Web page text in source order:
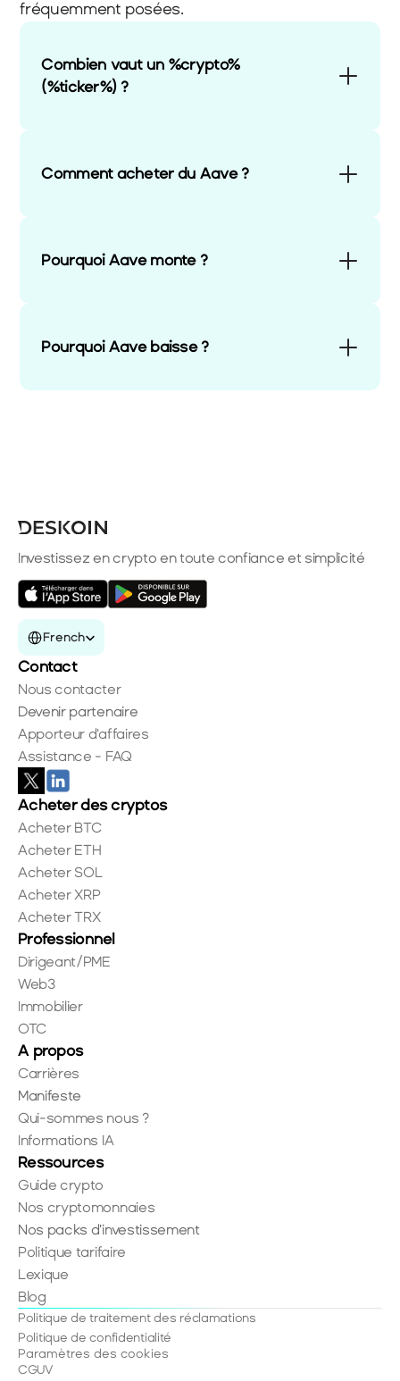
fréquemment posées.
Combien vaut un %crypto%
(%ticker%) ?
Comment acheter du Aave ?
Pourquoi Aave monte ?
Pourquoi Aave baisse ?
Investissez en crypto en toute confiance et simplicité
Select Language
French
Contact
Nous contacter
Devenir partenaire
Apporteur d'affaires
Assistance - FAQ
Acheter des cryptos
Acheter BTC
Acheter ETH
Acheter SOL
Acheter XRP
Acheter TRX
Professionnel
Dirigeant/PME
Web3
Immobilier
OTC
A propos
Carrières
Manifeste
Qui-sommes nous ?
Informations IA
Ressources
Guide crypto
Nos cryptomonnaies
Nos packs d'investissement
Politique tarifaire
Lexique
Blog
Politique de traitement des réclamations
Politique de confidentialité
Paramètres des cookies
CGUV